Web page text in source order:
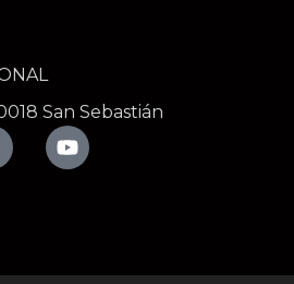
San Sebastián